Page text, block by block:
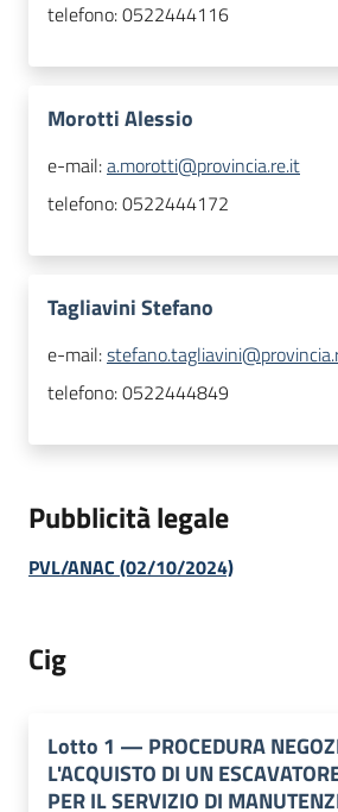
telefono:0522444116
Morotti Alessio
e-mail:a.morotti@provincia.re.it
telefono:0522444172
Tagliavini Stefano
e-mail:
telefono:0522444849
Pubblicità legale
PVL/ANAC (02/10/2024)
Cig
Lotto 1 — PROCEDURA
L'ACQUISTO DI UN
PER IL SERVIZIO DI